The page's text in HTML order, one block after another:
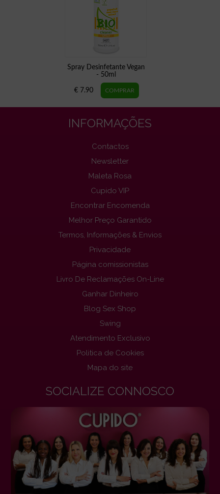
Spray Desinfetante Vegan
- 50ml
€ 7.90
INFORMAÇÕES
Contactos
Newsletter
Maleta Rosa
Cupido VIP
Encontrar Encomenda
Melhor Preço Garantido
Termos, Informações & Envios
Privacidade
Página comissionistas
Livro De Reclamações On-Line
Ganhar Dinheiro
Blog Sex Shop
Swing
Atendimento Exclusivo
Politica de Cookies
Mapa do site
SOCIALIZE CONNOSCO